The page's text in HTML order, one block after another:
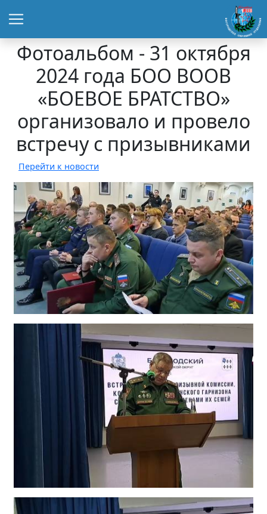
Фотоальбом - 31 октября
2024 года БОО ВООВ
«БОЕВОЕ БРАТСТВО»
организовало и провело
встречу с призывниками
Перейти к новости